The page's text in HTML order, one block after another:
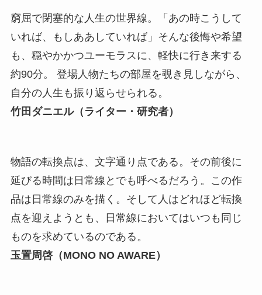
窮屈で閉塞的な人生の世界線。「あの時こうして
いれば、もしああしていれば」そんな後悔や希望
も、穏やかかつユーモラスに、軽快に行き来する
約90分。 登場人物たちの部屋を覗き見しながら、
自分の人生も振り返らせられる。
竹田ダニエル（ライター・研究者）
物語の転換点は、文字通り点である。その前後に
延びる時間は日常線とでも呼べるだろう。この作
品は日常線のみを描く。そして人はどれほど転換
点を迎えようとも、日常線においてはいつも同じ
ものを求めているのである。
玉置周啓（MONO NO AWARE）